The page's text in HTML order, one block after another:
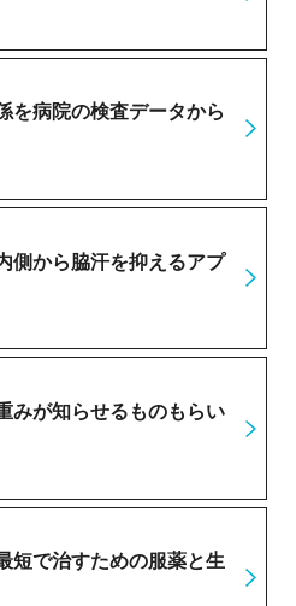
を病院の検査データから
側から脇汗を抑えるアプ
みが知らせるものもらい
短で治すための服薬と生